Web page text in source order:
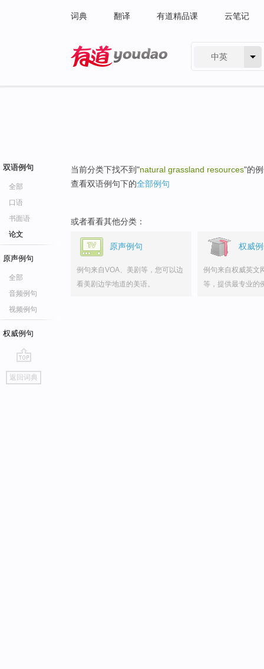
词典 翻译 有道精品课 云笔记
中英
双语例句
全部
口语
书面语
论文
原声例句
全部
音频例句
视频例句
权威例句
go
top
返回词典
当前分类下找不到"natural grassland resources"的
查看双语例句下的全部例句
或者看看其他分类：
原声例句
例句来自VOA、美剧等，您可以边
看美剧边学地道的美语。
权威
例句来自权威英文
等，提供最专业的